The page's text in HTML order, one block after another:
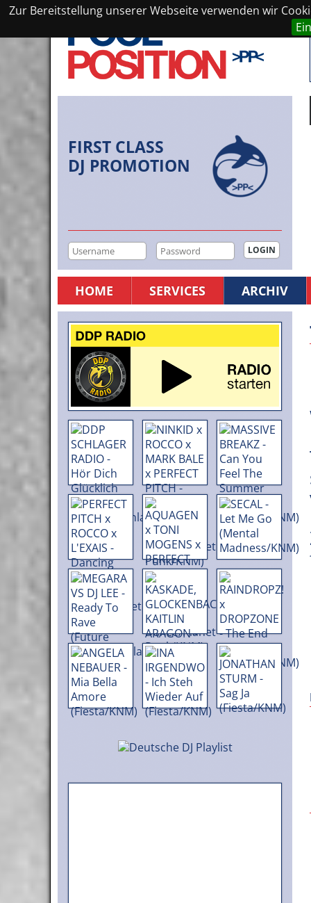
Zur Bereitstellung unserer Webseite verwenden wir
FIRST CLASS
DJ PROMOTION
HOME SERVICES ARCHIV